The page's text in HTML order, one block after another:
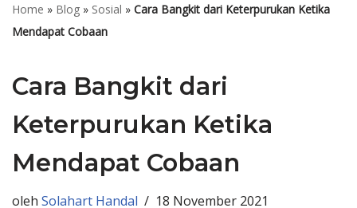
Home » Blog » Sosial » Cara Bangkit dari Keterpurukan Ketika
Mendapat Cobaan
Cara Bangkit dari
Keterpurukan Ketika
Mendapat Cobaan
oleh Solahart Handal 18 November 2021